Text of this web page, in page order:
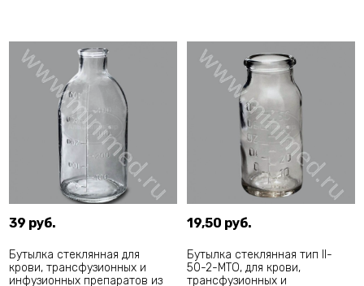
39 руб.
Бутылка стеклянная для
крови, трансфузионных и
инфузионных препаратов из
19,50 руб.
Бутылка стеклянная тип ll-
50-2-МТО, для крови,
трансфузионных и